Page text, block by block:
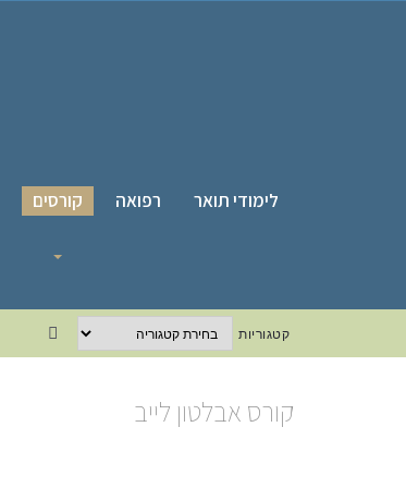
לימודי תואר רפואה קורסים
קטגוריות
קטגוריות
Facebook
קורס אבלטון לייב